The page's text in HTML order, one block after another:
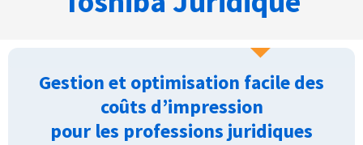
Gestion et optimisation facile des
coûts d’impression
pour les professions juridiques